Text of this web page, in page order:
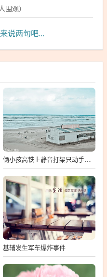
人围观）
说两句吧...
俩小孩高铁上静音打架只动手不动嘴
基辅发生军车爆炸事件